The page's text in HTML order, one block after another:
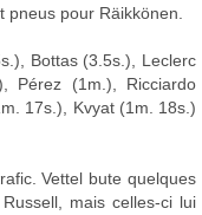
pneus pour Räikkönen.
Bottas (3.5s.), Leclerc
Pérez (1m.), Ricciardo
17s.), Kvyat (1m. 18s.)
Vettel bute quelques
mais celles-ci lui